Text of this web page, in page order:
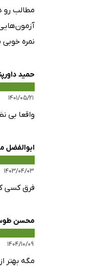
مطالب رو
نمره
حمید
۱۴۰۱/۰۵/۲۱
واقعا بی
ابوالفضل
۱۴۰۳/۰۴/۰۳
فرق کسی
محسن
۱۴۰۴/۱۰/۰۹
مگه بهتر